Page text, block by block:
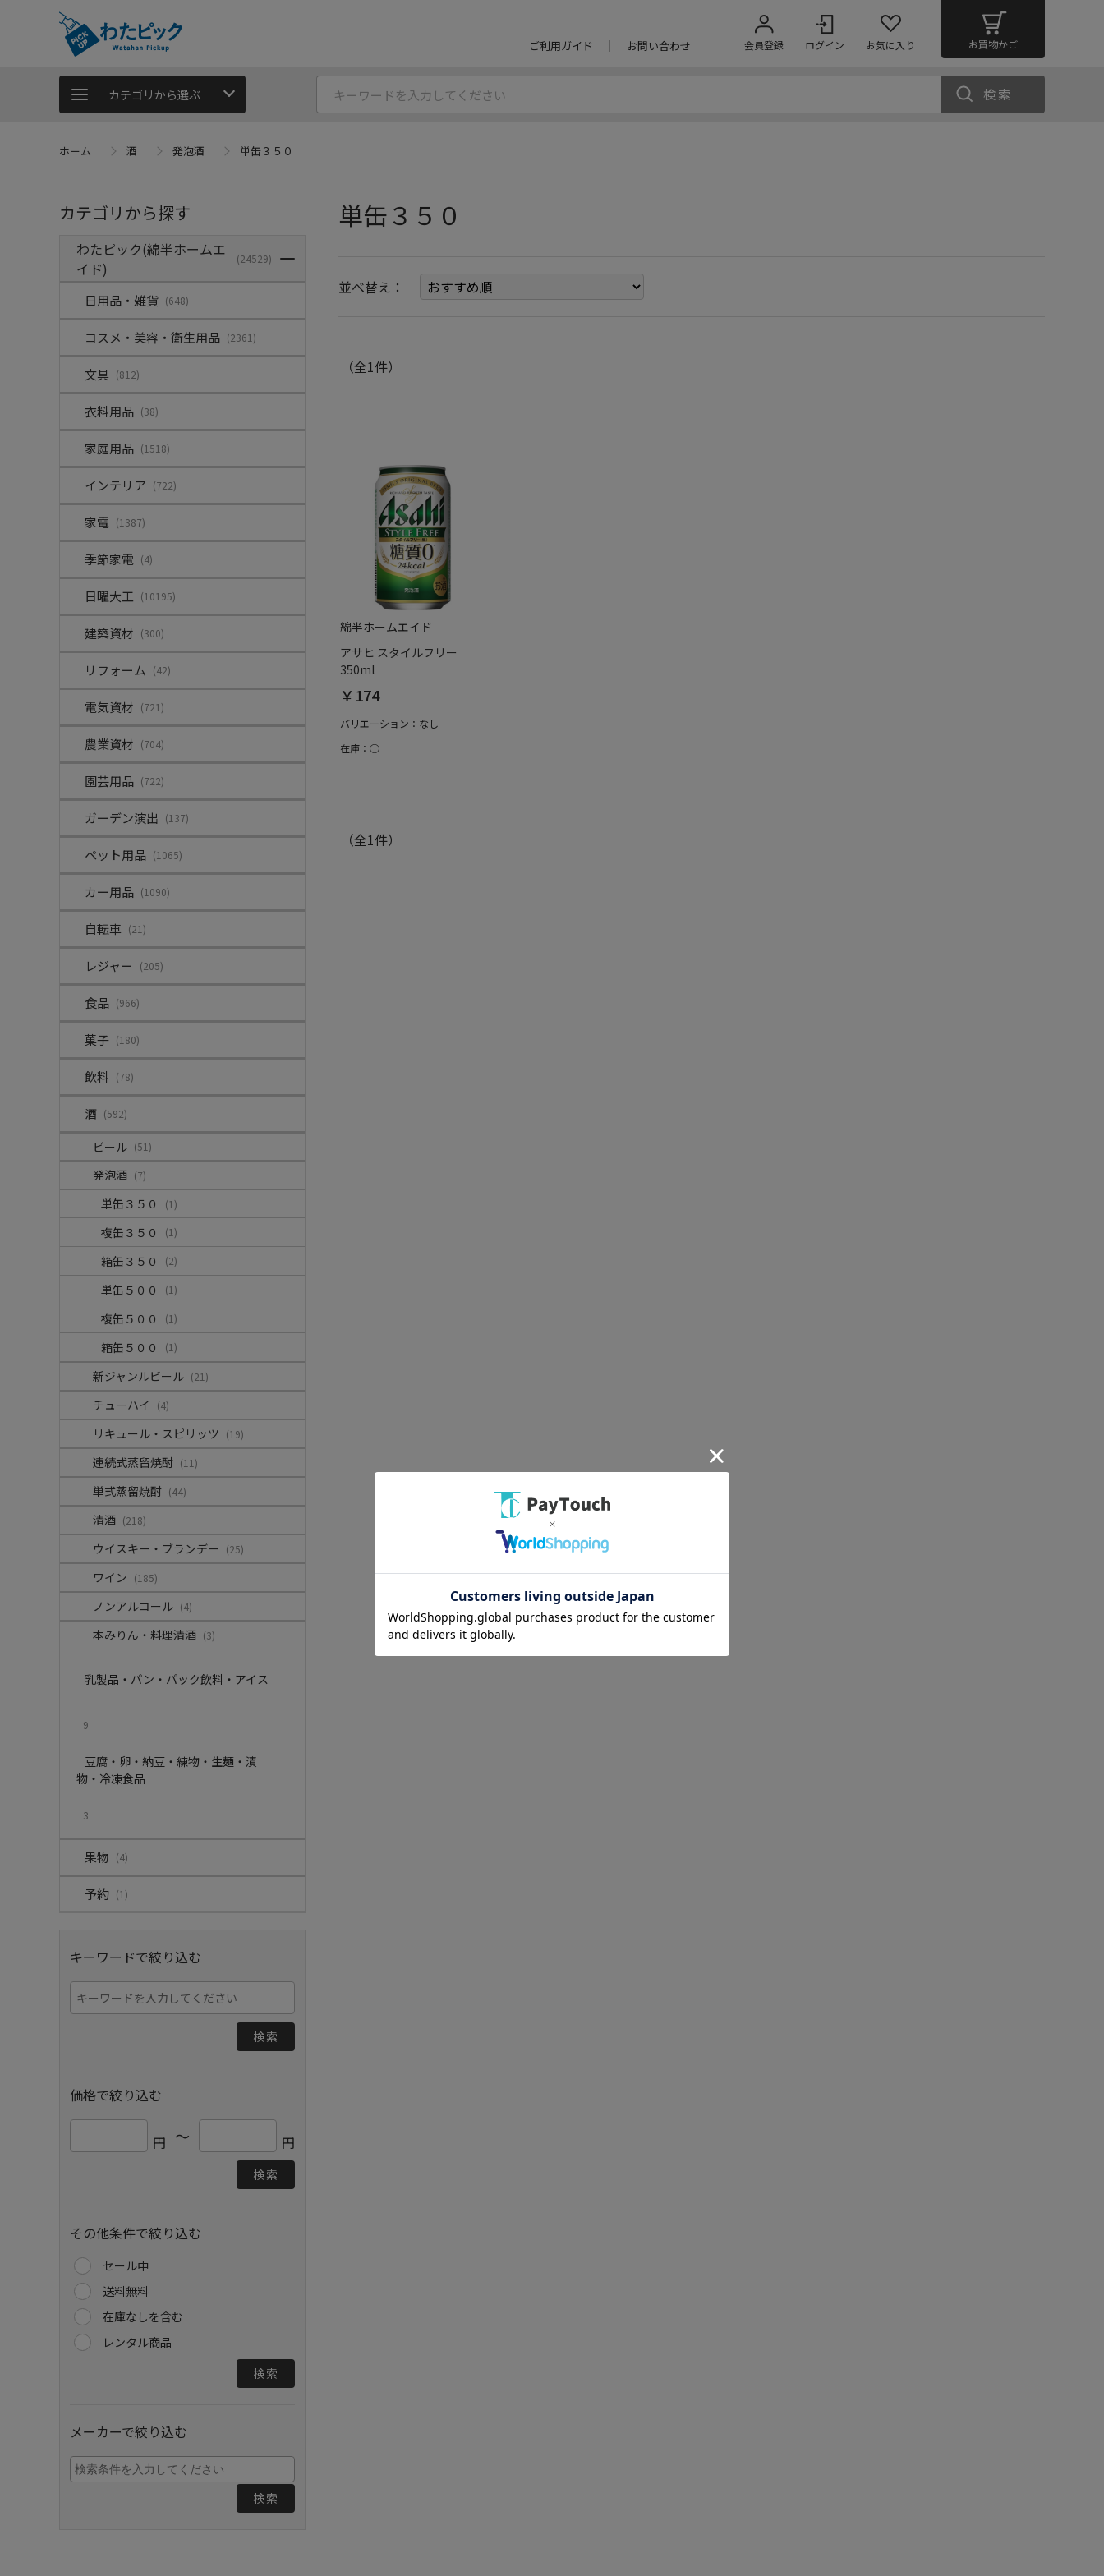
ご利用ガイド お問い合わせ 会員登録 ログイン お気に入り お買物かご
カテゴリから選ぶ 検索
ホーム 酒 発泡酒 単缶３５０
カテゴリから探す
わたピック(綿半ホームエ
イド)
(24529)
日用品・雑貨 (648)
コスメ・美容・衛生用品 (2361)
文具 (812)
衣料用品 (38)
家庭用品 (1518)
インテリア (722)
家電 (1387)
季節家電 (4)
日曜大工 (10195)
建築資材 (300)
リフォーム (42)
電気資材 (721)
農業資材 (704)
園芸用品 (722)
ガーデン演出 (137)
ペット用品 (1065)
カー用品 (1090)
自転車 (21)
レジャー (205)
食品 (966)
菓子 (180)
飲料 (78)
酒 (592)
ビール (51)
発泡酒 (7)
単缶３５０ (1)
複缶３５０ (1)
箱缶３５０ (2)
単缶５００ (1)
複缶５００ (1)
箱缶５００ (1)
新ジャンルビール (21)
チューハイ (4)
リキュール・スピリッツ (19)
連続式蒸留焼酎 (11)
単式蒸留焼酎 (44)
清酒 (218)
ウイスキー・ブランデー (25)
ワイン (185)
ノンアルコール (4)
本みりん・料理清酒 (3)
乳製品・パン・パック飲料・アイス
9
豆腐・卵・納豆・練物・生麺・漬
物・冷凍食品
3
果物 (4)
予約 (1)
キーワードで絞り込む
検索
価格で絞り込む
円 ～ 円
検索
その他条件で絞り込む
セール中
送料無料
在庫なしを含む
レンタル商品
検索
メーカーで絞り込む
検索
単缶３５０
並べ替え：
（全1件）
綿半ホームエイド
アサヒ スタイルフリー
350ml
￥174
バリエーション：なし
在庫：○
（全1件）